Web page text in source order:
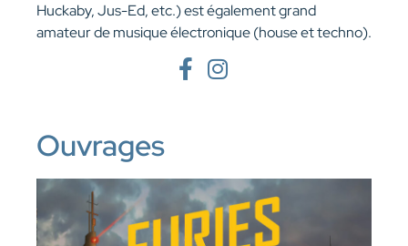
Huckaby, Jus-Ed, etc.) est également grand
amateur de musique électronique (house et techno).
Ouvrages